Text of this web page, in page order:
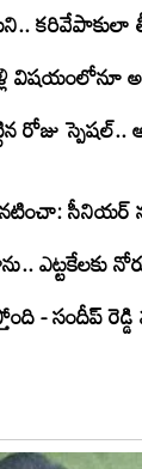
రోజు
నటించా: సీనియర్
ఎట్టకేలకు
- సందీప్